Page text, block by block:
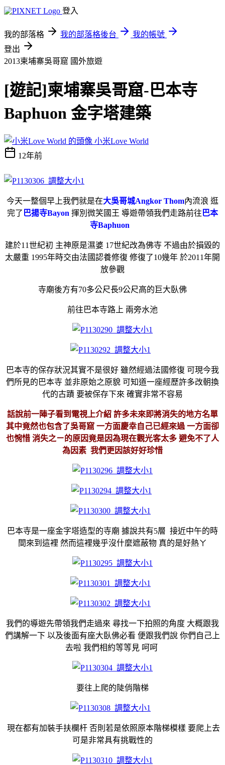
登入
我的部落格 我的部落格後台
我的帳號
登出
2013柬埔寨吳哥窟 國外旅遊
[遊記]柬埔寨吳哥窟-巴本寺
Baphuon 金字塔建築
小米Love World
12年前
今天一整個早上我們就是在大吳哥城Angkor Thom內流浪 逛
完了 巴揚寺Bayon 揮別微笑國王 導遊帶領我們走路前往 巴本
寺Baphuon
建於11世紀初 主神原是濕婆 17世紀改為佛寺 不過由於損毀的
太嚴重 1995年時交由法國認養修復 修復了10幾年 於2011年開
放參觀
寺廟後方有70多公尺長9公尺高的巨大臥佛
前往巴本寺路上 兩旁水池
巴本寺的保存狀況其實不是很好 雖然經過法國修復 可現今我
們所見的巴本寺 並非原始之原貌 可知道一座經歷許多改朝換
代的古蹟 要被保存下來 確實非常不容易
話說前一陣子看到電視上介紹 許多未來即將消失的地方名單
其中竟然也包含了吳哥窟 一方面慶幸自己已經來過 一方面卻
也惋惜 消失之ㄧ的原因竟是因為現在觀光客太多 避免不了人
為因素 我們更因該好好珍惜
巴本寺是一座金字塔造型的寺廟 據說共有5層 接近中午的時
間來到這裡 然而這裡幾乎沒什麼遮蔽物 真的是好熱ㄚ
我們的導遊先帶領我們走過來 尋找一下拍照的角度 大概跟我
們講解一下 以及後面有座大臥佛必看 便跟我們說 你們自己上
去啦 我們相約等等見 呵呵
要往上爬的陡俏階梯
現在都有加裝手扶欄杆 否則若是依照原本階梯模樣 要爬上去
可是非常具有挑戰性的